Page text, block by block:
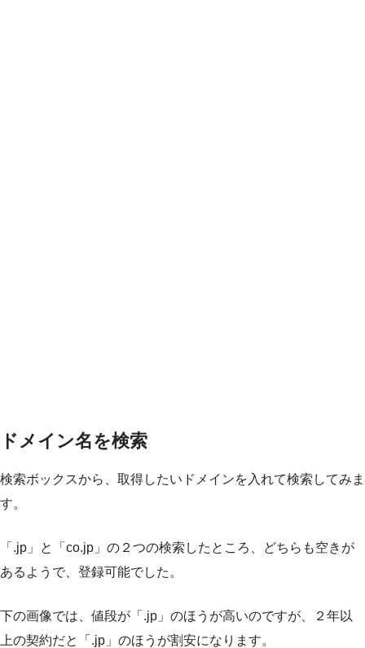
ドメイン名を検索
検索ボックスから、取得したいドメインを入れて検索してみま
す。
「.jp」と「co.jp」の２つの検索したところ、どちらも空きが
あるようで、登録可能でした。
下の画像では、値段が「.jp」のほうが高いのですが、２年以
上の契約だと「.jp」のほうが割安になります。